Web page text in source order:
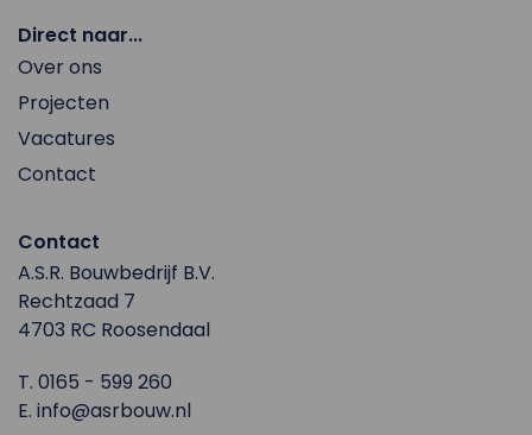
Direct naar...
Over ons
Projecten
Vacatures
Contact
Contact
A.S.R. Bouwbedrijf B.V.
Rechtzaad 7
4703 RC Roosendaal
T. 0165 - 599 260
E. info@asrbouw.nl